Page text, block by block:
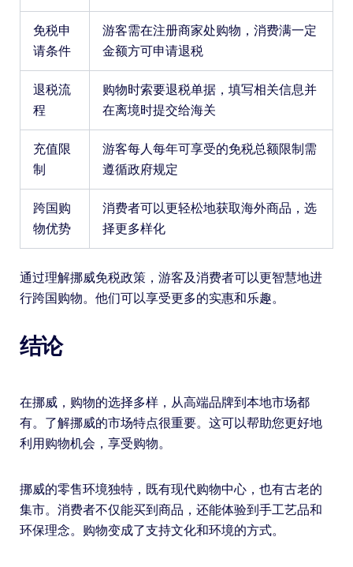
免税申
请条件
游客需在注册商家处购物，消费满一定
金额方可申请退税
退税流
程
购物时索要退税单据，填写相关信息并
在离境时提交给海关
充值限
制
游客每人每年可享受的免税总额限制需
遵循政府规定
跨国购
物优势
消费者可以更轻松地获取海外商品，选
择更多样化
通过理解挪威免税政策，游客及消费者可以更智慧地进
行跨国购物。他们可以享受更多的实惠和乐趣。
结论
在挪威，购物的选择多样，从高端品牌到本地市场都
有。了解挪威的市场特点很重要。这可以帮助您更好地
利用购物机会，享受购物。
挪威的零售环境独特，既有现代购物中心，也有古老的
集市。消费者不仅能买到商品，还能体验到手工艺品和
环保理念。购物变成了支持文化和环境的方式。